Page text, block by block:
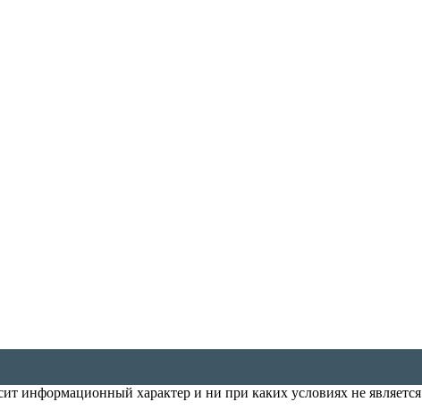
информационный характер и ни при каких условиях не является